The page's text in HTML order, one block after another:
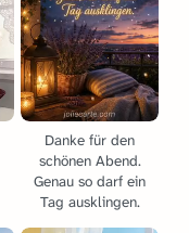
Danke für den
schönen Abend.
Genau so darf ein
Tag ausklingen.